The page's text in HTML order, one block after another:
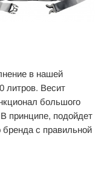
в нашей
литров. Весит
большого
принципе, подойдет
бренда с правильной